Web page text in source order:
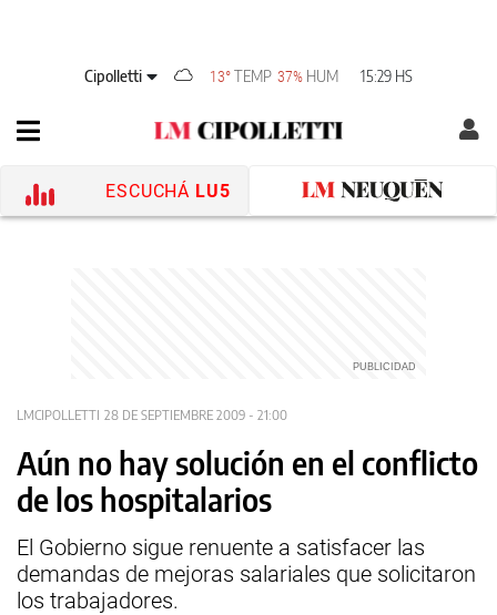
Cipolletti 13° TEMP 37% HUM 15:29 HS
ESCUCHÁ LU5
LMCIPOLLETTI 28 DE SEPTIEMBRE 2009 - 21:00
Aún no hay solución en el conflicto
de los hospitalarios
El Gobierno sigue renuente a satisfacer las
demandas de mejoras salariales que solicitaron
los trabajadores.